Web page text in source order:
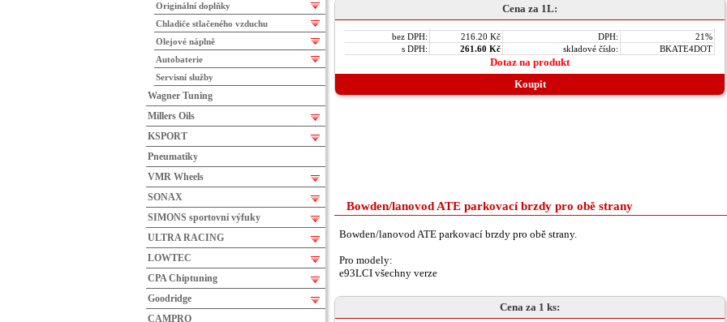
Cena za 1L:
bez DPH: 216.20 Kč DPH:
21%
s DPH:
261.60 Kč skladové číslo: BKATE4DOT
Dotaz na produkt
Koupit
Bowden/lanovod ATE parkovací brzdy pro obě strany
Bowden/lanovod ATE parkovací brzdy pro obě strany.
Pro modely:
e93LCI všechny verze
Cena za 1 ks:
Originální doplňky
Chladiče stlačeného vzduchu
Olejové náplně
Autobaterie
Servisní služby
Wagner Tuning
Millers Oils
KSPORT
Pneumatiky
VMR Wheels
SONAX
SIMONS sportovní výfuky
ULTRA RACING
LOWTEC
CPA Chiptuning
Goodridge
CAMPRO